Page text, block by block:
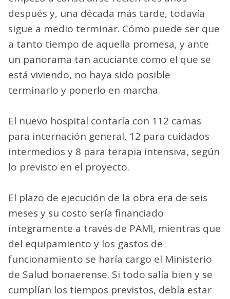
después y, una década más tarde, todavía
sigue a medio terminar. Cómo puede ser que
a tanto tiempo de aquella promesa, y ante
un panorama tan acuciante como el que se
está viviendo, no haya sido posible
terminarlo y ponerlo en marcha.
El nuevo hospital contaría con 112 camas
para internación general, 12 para cuidados
intermedios y 8 para terapia intensiva, según
lo previsto en el proyecto.
El plazo de ejecución de la obra era de seis
meses y su costo sería financiado
íntegramente a través de PAMI, mientras que
del equipamiento y los gastos de
funcionamiento se haría cargo el Ministerio
de Salud bonaerense. Si todo salía bien y se
cumplían los tiempos previstos, debía estar